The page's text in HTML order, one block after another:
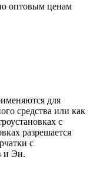
оптовым ценам
для
средства или как
с
разрешается
с
и Эн.